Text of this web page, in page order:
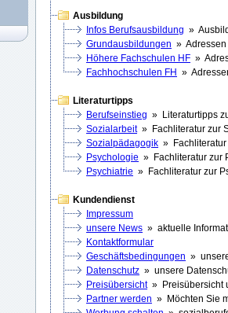
Ausbildung
Infos Berufsausbildung »
Grundausbildungen »
Höhere Fachschulen HF »
Fachhochschulen FH »
Literaturtipps
Berufseinstieg » Literaturtipps
Sozialarbeit» Fachliteratur zur
Sozialpädagogik »
Psychologie » Fachliteratur zur
Psychiatrie » Fachliteratur zur
Kundendienst
Impressum
unsere News » aktuelle
Kontaktformular
Geschäftsbedingungen »
Datenschutz » unsere
Preisübersicht» Preisübersicht
Partner werden » Möchten Sie